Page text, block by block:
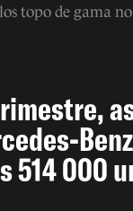
topo de gama
514 000